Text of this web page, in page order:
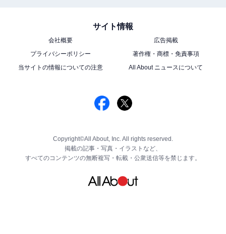
サイト情報
会社概要
広告掲載
プライバシーポリシー
著作権・商標・免責事項
当サイトの情報についての注意
All About ニュースについて
Copyright©All About, Inc. All rights reserved.
掲載の記事・写真・イラストなど、
すべてのコンテンツの無断複写・転載・公衆送信等を禁じます。